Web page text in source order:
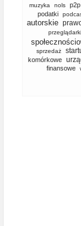
muzyka nols p2p
podatki
autorskie
przeglądarki
sprzedaż
komórkowe
finansowe